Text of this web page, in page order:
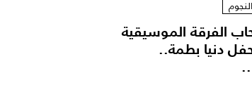
الفرقة الموسيقية
دنيا بطمة..